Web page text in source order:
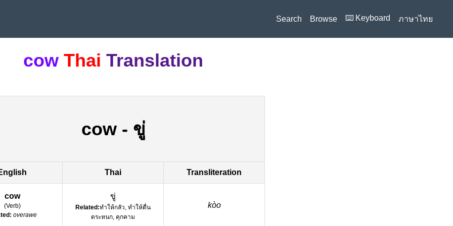
Search Browse ⌨️ Keyboard ภาษาไทย
cow Thai Translation
cow- ขู่
Thai Transliteration
cow
(Verb)
overawe
ขู่
Related:ทำให้กลัว, ทำให้ตื่น
ตระหนก, คุกคาม
kòo